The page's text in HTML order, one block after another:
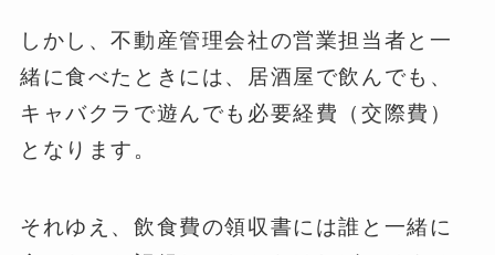
しかし、不動産管理会社の営業担当者と一
緒に食べたときには、居酒屋で飲んでも、
キャバクラで遊んでも必要経費（交際費）
となります。
それゆえ、飲食費の領収書には誰と一緒に